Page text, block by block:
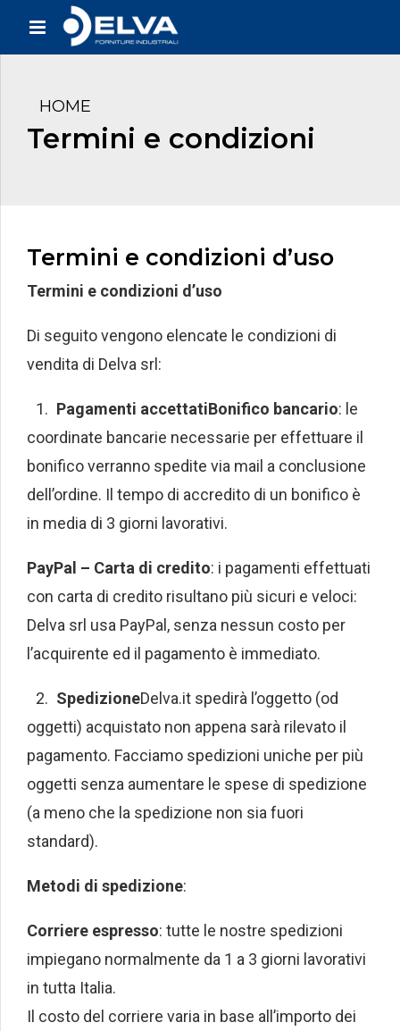
HOME
Termini e condizioni
Termini e condizioni d’uso
Termini e condizioni d’uso
Di seguito vengono elencate le condizioni di
vendita di Delva srl:
Pagamenti accettatiBonifico bancario: le
coordinate bancarie necessarie per effettuare il
bonifico verranno spedite via mail a conclusione
dell’ordine. Il tempo di accredito di un bonifico è
in media di 3 giorni lavorativi.
PayPal – Carta di credito: i pagamenti effettuati
con carta di credito risultano più sicuri e veloci:
Delva srl usa PayPal, senza nessun costo per
l’acquirente ed il pagamento è immediato.
SpedizioneDelva.it spedirà l’oggetto (od
oggetti) acquistato non appena sarà rilevato il
pagamento. Facciamo spedizioni uniche per più
oggetti senza aumentare le spese di spedizione
(a meno che la spedizione non sia fuori
standard).
Metodi di spedizione:
Corriere espresso: tutte le nostre spedizioni
impiegano normalmente da 1 a 3 giorni lavorativi
in tutta Italia.
Il costo del corriere varia in base all’importo dei